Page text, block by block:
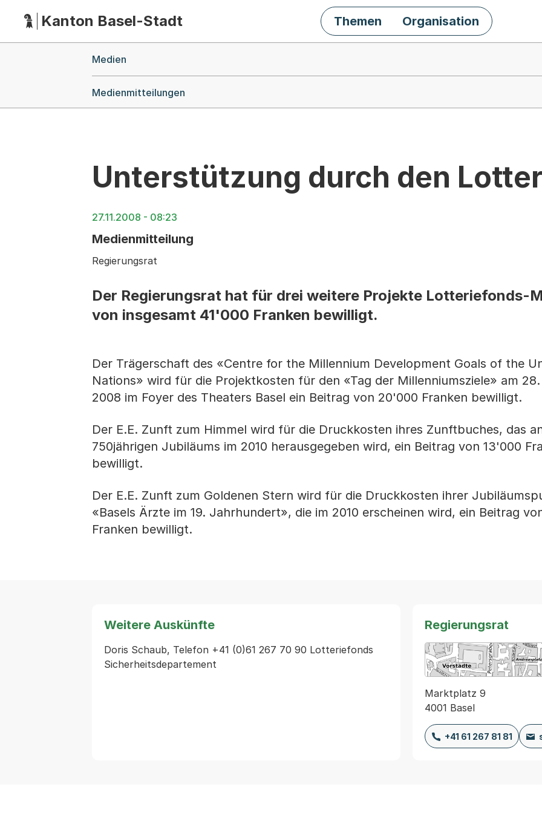
HauptnavigationKanton Basel-Stadt Themen Organisation
Medien
Medienmitteilungen
Unterstützung durch den
27.11.2008 - 08:23
Medienmitteilung
Regierungsrat
Der Regierungsrat hat für drei weitere Projekte Lotteriefonds-
von insgesamt 41'000 Franken bewilligt.
Der Trägerschaft des «Centre for the Millennium Development Goals of the
Nations» wird für die Projektkosten für den «Tag der Millenniumsziele» am
2008 im Foyer des Theaters Basel ein Beitrag von 20'000 Franken bewilligt.
Der E.E. Zunft zum Himmel wird für die Druckkosten ihres Zunftbuches, das
750jährigen Jubiläums im 2010 herausgegeben wird, ein Beitrag von 13'000
bewilligt.
Der E.E. Zunft zum Goldenen Stern wird für die Druckkosten ihrer
«Basels Ärzte im 19. Jahrhundert», die im 2010 erscheinen wird, ein Beitrag
Franken bewilligt.
Weitere Auskünfte
Doris Schaub, Telefon +41 (0)61 267 70 90 Lotteriefonds
Sicherheitsdepartement
Regierungsrat
Marktplatz 9
4001 Basel
+41 61 267 81 81